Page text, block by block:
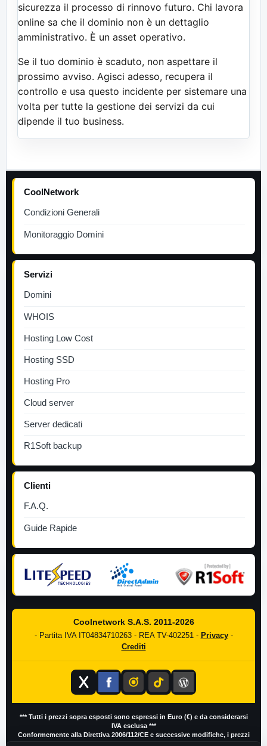
sicurezza il processo di rinnovo futuro. Chi lavora
online sa che il dominio non è un dettaglio
amministrativo. È un asset operativo.
Se il tuo dominio è scaduto, non aspettare il
prossimo avviso. Agisci adesso, recupera il
controllo e usa questo incidente per sistemare una
volta per tutte la gestione dei servizi da cui
dipende il tuo business.
CoolNetwork
Condizioni Generali
Monitoraggio Domini
Servizi
Domini
WHOIS
Hosting Low Cost
Hosting SSD
Hosting Pro
Cloud server
Server dedicati
R1Soft backup
Clienti
F.A.Q.
Guide Rapide
Coolnetwork S.A.S. 2011-2026
- Partita IVA IT04834710263 - REA TV-402251 - Privacy-
Crediti
*** Tutti i prezzi sopra esposti sono espressi in Euro (€) e da considerarsi
IVA esclusa ***
Conformemente alla Direttiva 2006/112/CE e successive modifiche, i prezzi
IVA inclusa possono variare in base al Paese di residenza del cliente